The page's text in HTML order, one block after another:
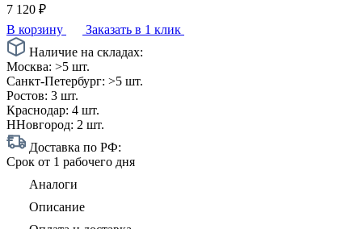
7 120 ₽
В корзину
Заказать в 1 клик
Наличие на складах:
Москва: >5 шт.
Санкт-Петербург: >5 шт.
Ростов: 3 шт.
Краснодар: 4 шт.
ННовгород: 2 шт.
Доставка по РФ:
Срок от 1 рабочего дня
Аналоги
Описание